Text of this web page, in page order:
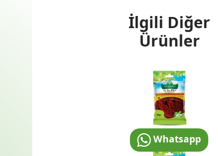
Whatsapp
İlgili Diğer
Ürünler